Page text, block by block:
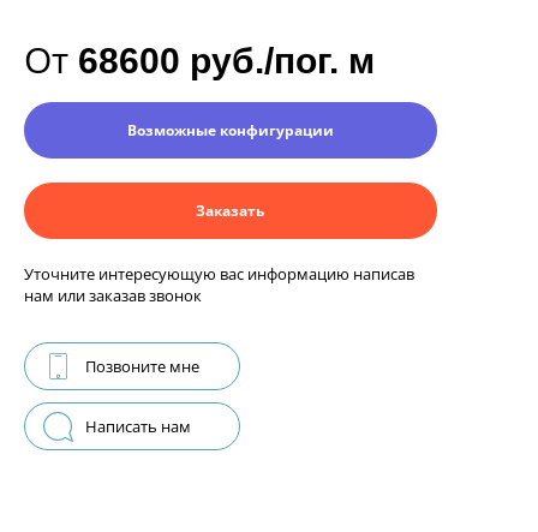
От 68600 руб./пог. м
Возможные конфигурации
Заказать
Уточните интересующую вас информацию написав
нам или заказав звонок
Позвоните мне
Написать нам